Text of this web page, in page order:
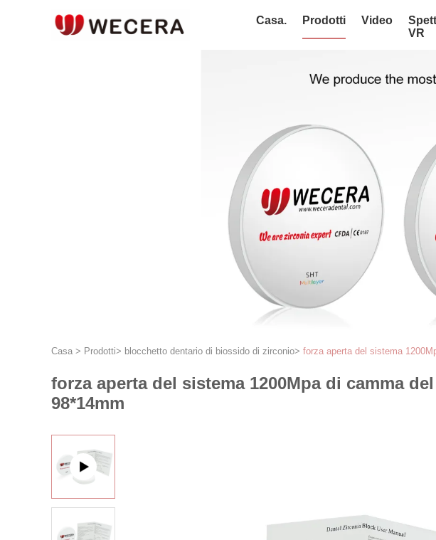
Casa. Prodotti Video
VR
Casa > Prodotti> blocchetto dentario di biossido di zirconio> forza aperta del sistema
forza aperta del sistema 1200Mpa di camma
98*14mm